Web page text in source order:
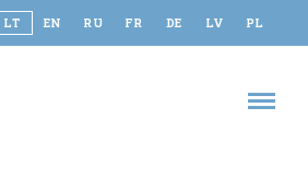
LT EN RU FR DE LV PL